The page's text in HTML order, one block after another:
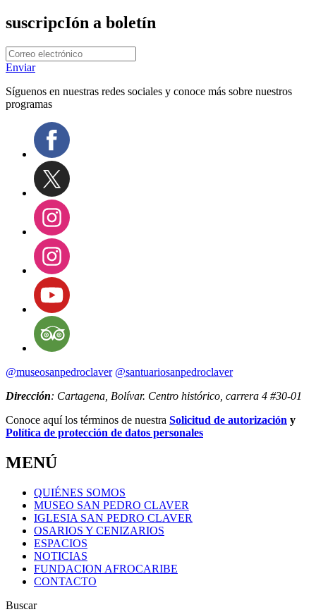
suscripcIón a boletín
Enviar
Síguenos en nuestras redes sociales y conoce más sobre nuestros
programas
@museosanpedroclaver @santuariosanpedroclaver
Dirección: Cartagena, Bolívar. Centro histórico, carrera 4 #30-01
Conoce aquí los términos de nuestra Solicitud de autorización y
Política de protección de datos personales
MENÚ
QUIÉNES SOMOS
MUSEO SAN PEDRO CLAVER
IGLESIA SAN PEDRO CLAVER
OSARIOS Y CENIZARIOS
ESPACIOS
NOTICIAS
FUNDACION AFROCARIBE
CONTACTO
Buscar